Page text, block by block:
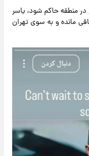
در منطقه حاکم شود، یاسر
مانده و به سوی تهران